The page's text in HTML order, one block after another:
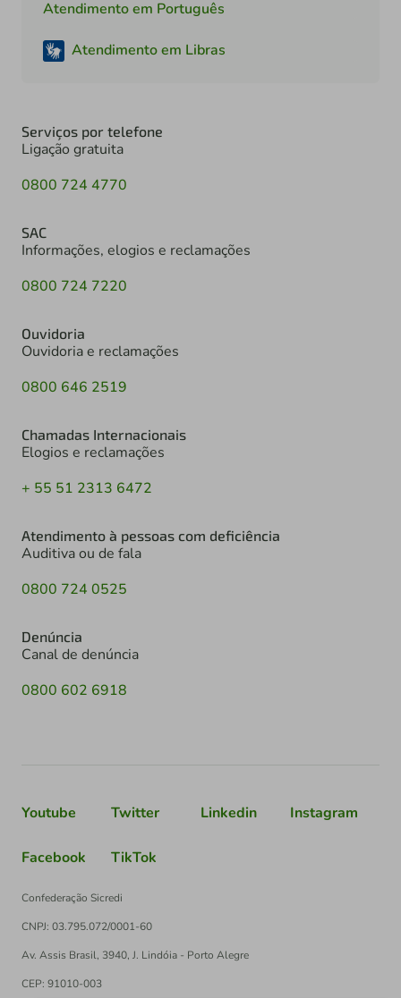
Atendimento em Português
Atendimento em Libras
Serviços por telefone
Ligação gratuita
0800 724 4770
SAC
Informações, elogios e reclamações
0800 724 7220
Ouvidoria
Ouvidoria e reclamações
0800 646 2519
Chamadas Internacionais
Elogios e reclamações
+ 55 51 2313 6472
Atendimento à pessoas com deficiência
Auditiva ou de fala
0800 724 0525
Denúncia
Canal de denúncia
0800 602 6918
Youtube Twitter Linkedin Instagram
Facebook TikTok
Confederação Sicredi
CNPJ: 03.795.072/0001-60
Av. Assis Brasil, 3940, J. Lindóia - Porto Alegre
CEP: 91010-003